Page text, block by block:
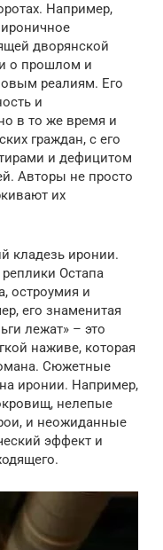
Например,
дворянской
о прошлом и
реалиям. Его
и
в то же время и
граждан, с его
и дефицитом
Авторы не просто
их
кладезь иронии.
Остапа
остроумия и
его знаменитая
лежат» – это
наживе, которая
Сюжетные
иронии. Например,
нелепые
и неожиданные
эффект и